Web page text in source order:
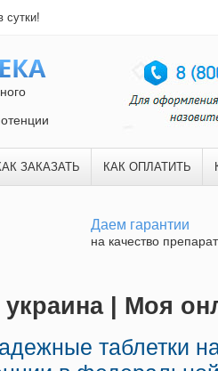
сутки!
ЗАКАЗАТЬ КАК ОПЛАТИТЬ
Даем гарантии
на качество
| Моя
таблетки